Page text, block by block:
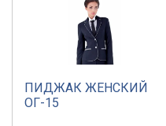
ПИДЖАК ЖЕНСКИЙ
ОГ-15